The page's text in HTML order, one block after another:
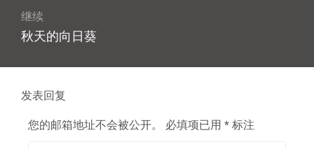
继续
下
文
章：
秋天的向日葵
发表回复
您的邮箱地址不会被公开。 必填项已用 * 标注